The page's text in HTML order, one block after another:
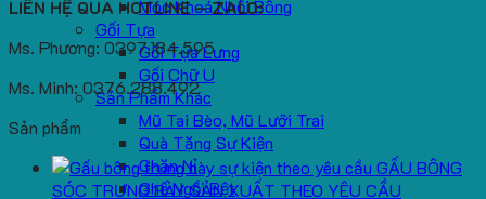
Móc Khoá Nhồi Bông
Gối Tựa
Gối Tựa Lưng
Gối Chữ U
Sản Phẩm Khác
Mũ Tai Bèo, Mũ Lưỡi Trai
Quà Tặng Sự Kiện
Chăn Nỉ
Ghế Ngồi Bệt
LIÊN HỆ QUA HOTLINE – ZALO:
Ms. Phương: 0397.184.595
Ms. Minh: 0376.288.492
Sản phẩm
GẤU BÔNG
SÓC TRƯNG BÀY SẢN XUẤT THEO YÊU CẦU